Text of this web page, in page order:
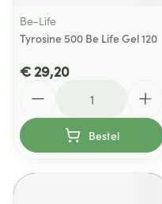
Be-Life
Tyrosine 500 Be Life Gel 120
€ 29,20
Bestel